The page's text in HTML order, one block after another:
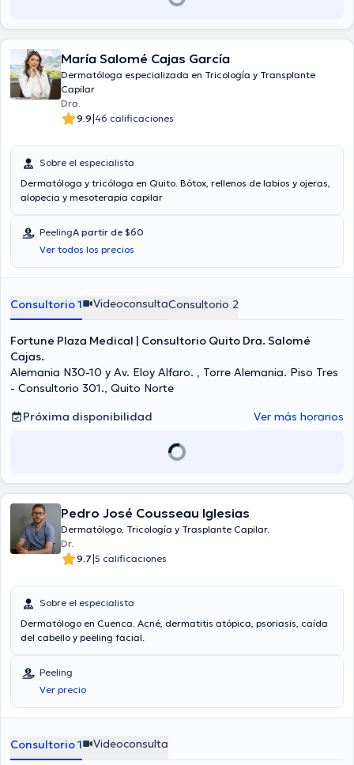
María Salomé Cajas García
Dermatóloga especializada en Tricología y Transplante
Capilar
Dra.
9.9|46 calificaciones
Sobre el especialista
Dermatóloga y tricóloga en Quito. Bótox, rellenos de labios y ojeras,
alopecia y mesoterapia capilar
PeelingA partir de $60
Ver todos los precios
Consultorio 1 VideoconsultaConsultorio 2
Fortune Plaza Medical | Consultorio Quito Dra. Salomé
Cajas.
Alemania N30-10 y Av. Eloy Alfaro. , Torre Alemania. Piso Tres
- Consultorio 301., Quito Norte
Próxima disponibilidad
Ver más horarios
Pedro José Cousseau Iglesias
Dermatólogo, Tricología y Trasplante Capilar.
Dr.
9.7|5 calificaciones
Sobre el especialista
Dermatólogo en Cuenca. Acné, dermatitis atópica, psoriasis, caída
del cabello y peeling facial.
Peeling
Ver precio
Consultorio 1 Videoconsulta